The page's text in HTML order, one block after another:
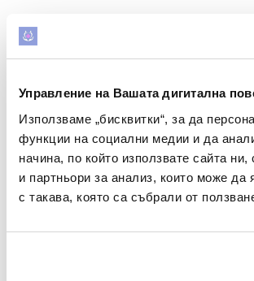
Управление на Вашата дигитална
Използваме „бисквитки“, за да
функции на социални медии и да
начина, по който използвате сайта
и партньори за анализ, които може
с такава, която са събрали от
Ако са налице
алкохол
хепатит, цироза),кожата и
пожълтяват
(жълтеница
Алкохолици
външен вид на
На какво трябва да
внимание?
Алкохолизъм симптомиили